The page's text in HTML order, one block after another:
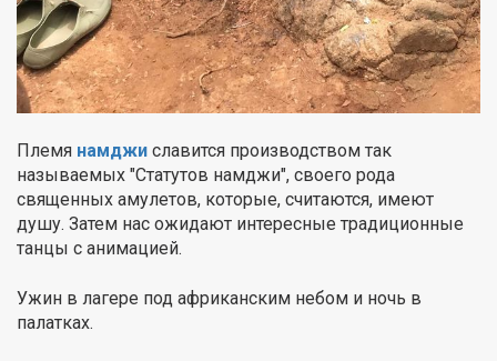
Племя намджи славится производством так
называемых "Статутов намджи", своего рода
священных амулетов, которые, считаются, имеют
душу. Затем нас ожидают интересные традиционные
танцы с анимацией.
Ужин в лагере под африканским небом и ночь в
палатках.